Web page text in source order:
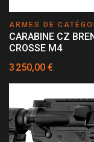
ARMES DE
CARABINE CZ
CROSSE M4
3 250,00 €